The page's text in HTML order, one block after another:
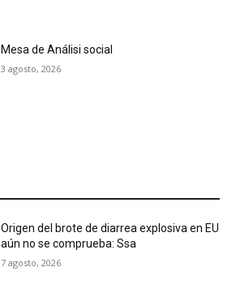
Mesa de Análisi social
3 agosto, 2026
Origen del brote de diarrea explosiva en EU
aún no se comprueba: Ssa
7 agosto, 2026